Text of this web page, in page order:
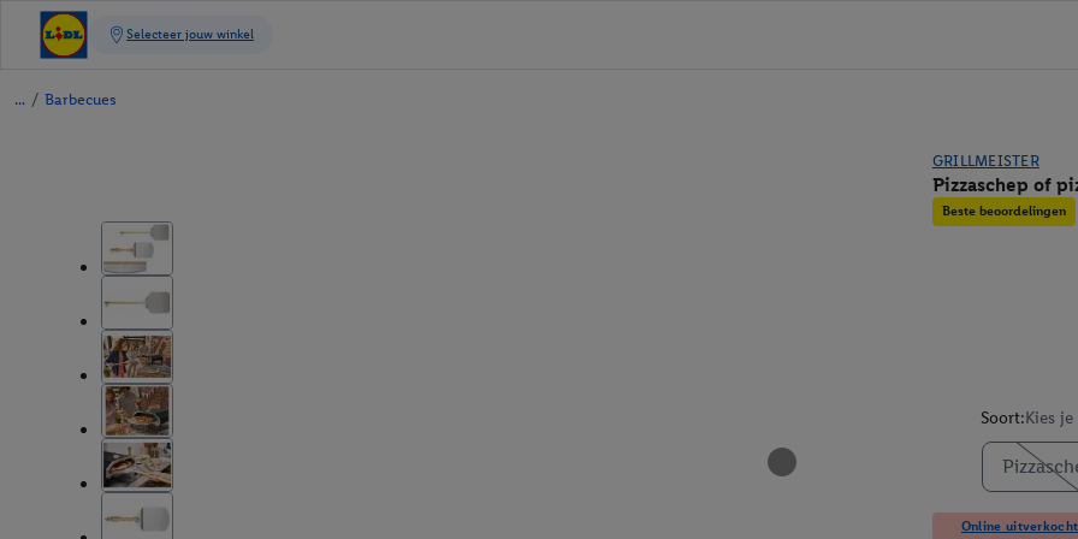
/ Barbecues
GRILLMEISTER
Pizzaschep of
Beste beoordelingen
Soort:Kies
Online